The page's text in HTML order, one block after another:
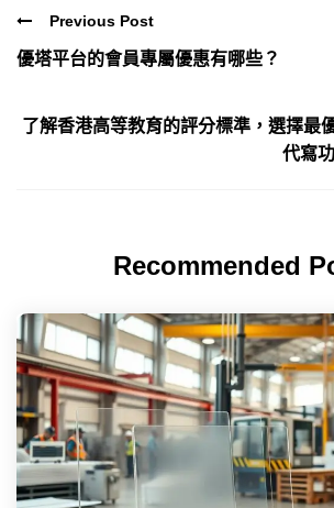
Previous Post
優塔平台的會員專屬優惠有哪些？
了解香港高等教育的評分標準，選擇最
代寫
Recommended